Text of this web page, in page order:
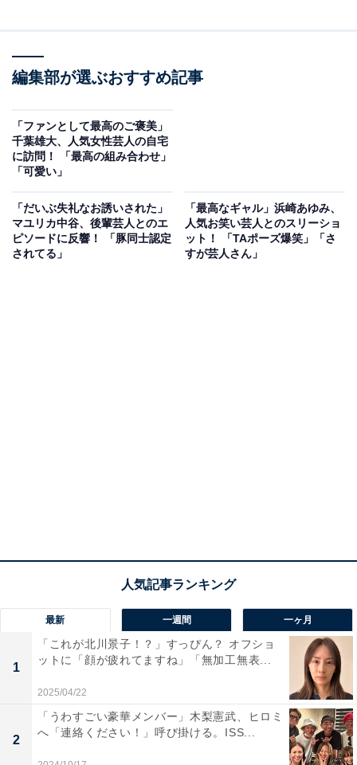
編集部が選ぶおすすめ記事
「ファンとして最高のご褒美」
千葉雄大、人気女性芸人の自宅
に訪問！ 「最高の組み合わせ」
「可愛い」
「だいぶ失礼なお誘いされた」
マユリカ中谷、後輩芸人とのエ
ピソードに反響！ 「豚同士認定
されてる」
「最高なギャル」浜崎あゆみ、
人気お笑い芸人とのスリーショ
ット！ 「TAポーズ爆笑」「さ
すが芸人さん」
最新 一週間 一ヶ月
1
「これが北川景子！？」すっぴん？ オフショ
ットに「顔が疲れてますね」「無加工無表...
2025/04/22
2
「うわすごい豪華メンバー」木梨憲武、ヒロミ
へ「連絡ください！」呼び掛ける。ISS...